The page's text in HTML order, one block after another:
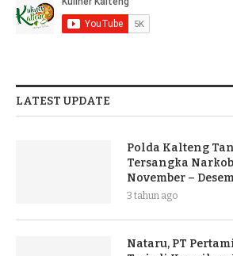
LATEST UPDATE
Polda Kalteng
Tersangka
November –
3 tahun ago
Nataru, PT